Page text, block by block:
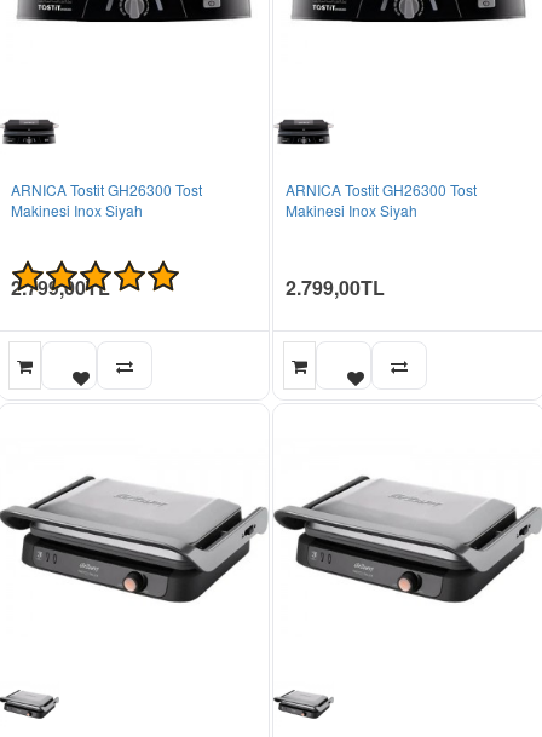
ARNICA Tostit GH26300 Tost
Makinesi Inox Siyah
2.799,00TL
ARNICA Tostit GH26300 Tost
Makinesi Inox Siyah
2.799,00TL